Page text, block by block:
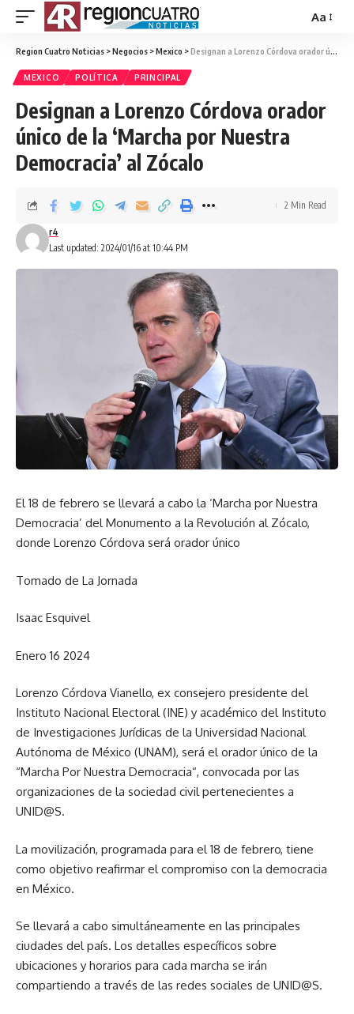
Aa
Region Cuatro Noticias >Negocios >Mexico >Designan a Lorenzo Córdova orador único de la ‘Marcha por Nuestra Democracia’ al Zócalo
MEXICO POLÍTICA PRINCIPAL
Designan a Lorenzo Córdova orador
único de la ‘Marcha por Nuestra
Democracia’ al Zócalo
Last updated: 2024/01/16 at 10:44 PM
r4
2 Min Read
El 18 de febrero se llevará a cabo la ‘Marcha por Nuestra
Democracia’ del Monumento a la Revolución al Zócalo,
donde Lorenzo Córdova será orador único
Tomado de La Jornada
Isaac Esquivel
Enero 16 2024
Lorenzo Córdova Vianello, ex consejero presidente del
Instituto Nacional Electoral (INE) y académico del Instituto
de Investigaciones Jurídicas de la Universidad Nacional
Autónoma de México (UNAM), será el orador único de la
“Marcha Por Nuestra Democracia“, convocada por las
organizaciones de la sociedad civil pertenecientes a
UNID@S.
La movilización, programada para el 18 de febrero, tiene
como objetivo reafirmar el compromiso con la democracia
en México.
Se llevará a cabo simultáneamente en las principales
ciudades del país. Los detalles específicos sobre
ubicaciones y horarios para cada marcha se irán
compartiendo a través de las redes sociales de UNID@S.